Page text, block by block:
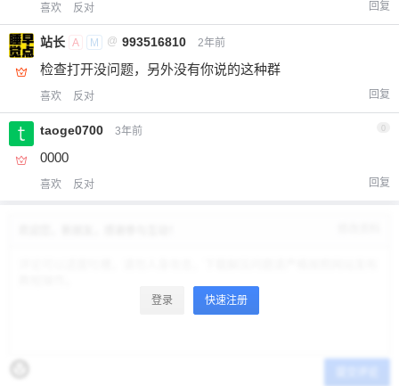
立刻支付
喜欢 反对 回复
站长 A M @ 993516810 2年前
检查打开没问题，另外没有你说的这种群
喜欢 反对 回复
taoge0700 3年前 0
0000
喜欢 反对 回复
登录 快速注册
忘记密码？找回 已有帐号？登录